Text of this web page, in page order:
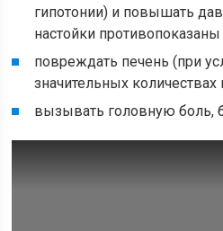
гипотонии) и повышать
настойки
повреждать печень (при
значительных количествах
вызывать головную боль,